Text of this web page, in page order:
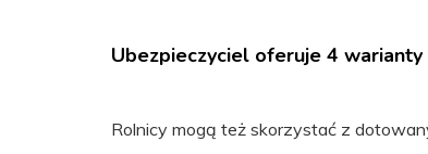
Ubezpieczyciel oferuje 4 warianty
Rolnicy mogą też skorzystać z